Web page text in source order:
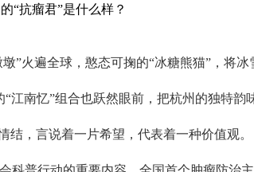
“抗瘤君”是什么样？
”火遍全球，憨态可掬的“冰糖熊猫”，将冰
江南忆”组合也跃然眼前，把杭州的独特韵
，言说着一片希望，代表着一种价值观。